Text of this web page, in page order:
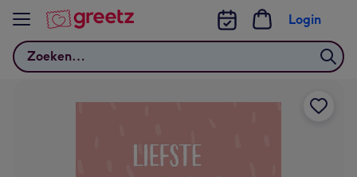
Bekijk meer
Zoeken
Login